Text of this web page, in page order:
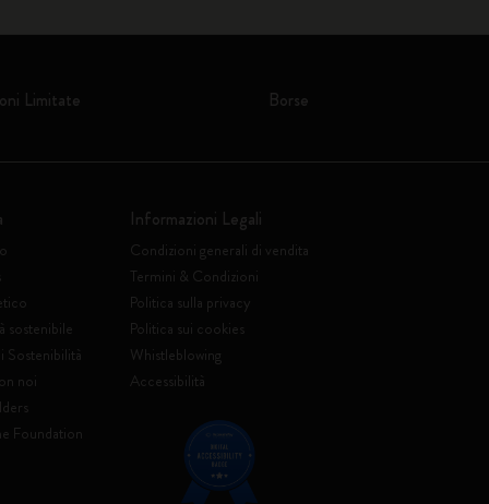
Limitate Borse
sostenibile
Sostenibilità
noi
Foundation
Informazioni Legali
Condizioni generali di vendita
Termini & Condizioni
Politica sulla privacy
Politica sui cookies
Whistleblowing
Accessibilità